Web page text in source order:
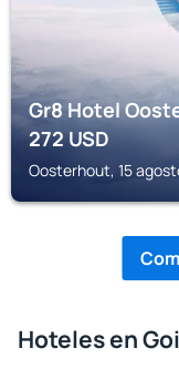
Gr8 Hotel
272USD
Oosterhout, 15
Hoteles en